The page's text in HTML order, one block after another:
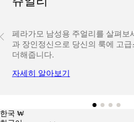
페라가모 남성용 주얼리를 살펴보
과 장인정신으로 당신의 룩에 고
더해줍니다.
자세히 알아보기
한국 ₩